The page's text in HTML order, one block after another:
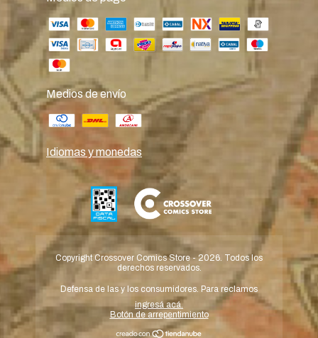
Medios de envío
Idiomas y monedas
Copyright Crossover Comics Store - 2026. Todos los
derechos reservados.
Defensa de las y los consumidores. Para reclamos
ingresá acá.
Botón de arrepentimiento